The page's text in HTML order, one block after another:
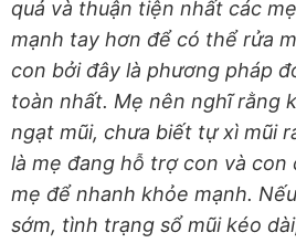
quả và thuận tiện nhất các
mạnh tay hơn để có thể rửa
con bởi đây là phương pháp
toàn nhất. Mẹ nên nghĩ rằng
ngạt mũi, chưa biết tự xì mũi
là mẹ đang hỗ trợ con và con
mẹ để nhanh khỏe mạnh.
sớm, tình trạng sổ mũi kéo